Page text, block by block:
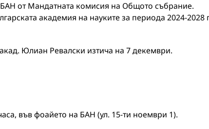
от Мандатната комисия на Общото събрание.
академия на науките за периода 2024-2028
Юлиан Ревалски изтича на 7 декември.
във фоайето на БАН (ул. 15-ти ноември 1).